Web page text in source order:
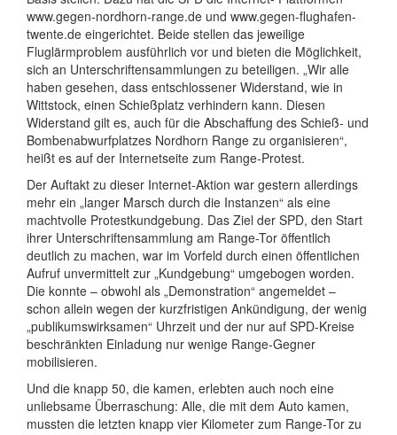
www.gegen-nordhorn-range.de und www.gegen-flughafen-
twente.de eingerichtet. Beide stellen das jeweilige
Fluglärmproblem ausführlich vor und bieten die Möglichkeit,
sich an Unterschriftensammlungen zu beteiligen. „Wir alle
haben gesehen, dass entschlossener Widerstand, wie in
Wittstock, einen Schießplatz verhindern kann. Diesen
Widerstand gilt es, auch für die Abschaffung des Schieß- und
Bombenabwurfplatzes Nordhorn Range zu organisieren“,
heißt es auf der Internetseite zum Range-Protest.
Der Auftakt zu dieser Internet-Aktion war gestern allerdings
mehr ein „langer Marsch durch die Instanzen“ als eine
machtvolle Protestkundgebung. Das Ziel der SPD, den Start
ihrer Unterschriftensammlung am Range-Tor öffentlich
deutlich zu machen, war im Vorfeld durch einen öffentlichen
Aufruf unvermittelt zur „Kundgebung“ umgebogen worden.
Die konnte – obwohl als „Demonstration“ angemeldet –
schon allein wegen der kurzfristigen Ankündigung, der wenig
„publikumswirksamen“ Uhrzeit und der nur auf SPD-Kreise
beschränkten Einladung nur wenige Range-Gegner
mobilisieren.
Und die knapp 50, die kamen, erlebten auch noch eine
unliebsame Überraschung: Alle, die mit dem Auto kamen,
mussten die letzten knapp vier Kilometer zum Range-Tor zu